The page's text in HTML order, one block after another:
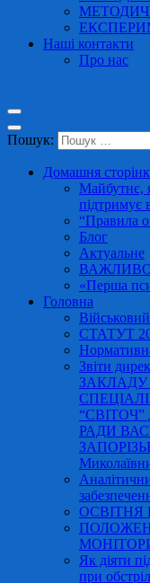
Наші контакти
Про нас
Пошук:
Домашня
Майбутнє,
підтримує
“Правила
Блог
Актуальне
«Перша
Головна
СТАТУТ
Звіти
ЗАКЛАДУ
РАДИ
ОСВІТНЯ
Як діяти
при